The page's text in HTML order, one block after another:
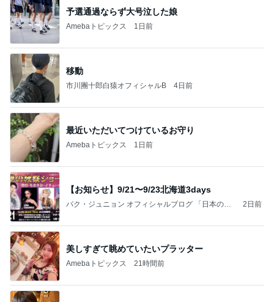
予選通過ならず大号泣した娘
Amebaトピックス 1日前
移動
市川團十郎白猿オフィシャルB 4日前
最近いただいてつけているお守り
Amebaトピックス 1日前
【お知らせ】9/21〜9/23北海道3days
パク・ジュニョン オフィシャルブログ 「日本の
2日前
美しすぎて眺めていたいプラッター
Amebaトピックス 21時間前